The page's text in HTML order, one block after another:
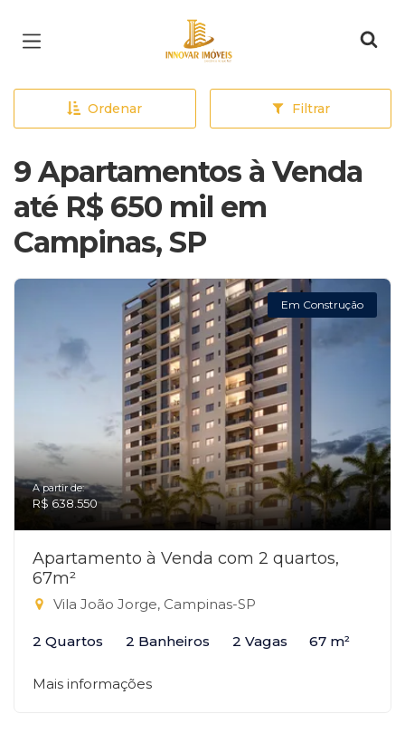
Página inicial
Ordenar Filtrar
9 Apartamentos à Venda
até R$ 650 mil em
Campinas, SP
Em Construção
A partir de:
R$ 638.550
Apartamento à Venda com 2 quartos,
67m²
Vila João Jorge, Campinas-SP
2 Quartos 2 Banheiros 2 Vagas 67 m²
Mais informações